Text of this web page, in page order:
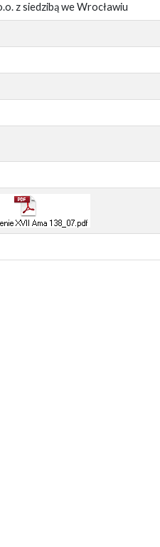
z siedzibą we Wrocławiu